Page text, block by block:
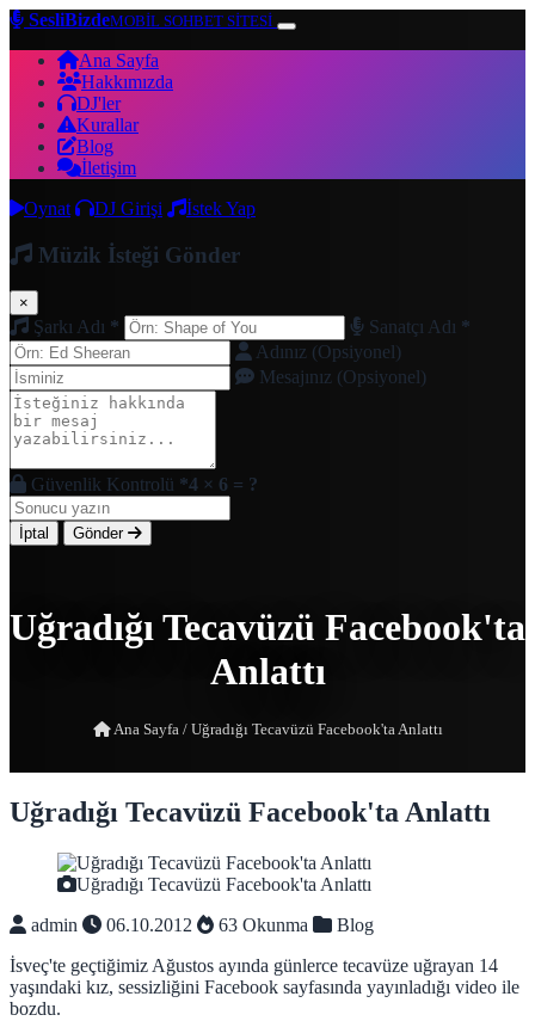
SesliBizdeMOBİL SOHBET SİTESİ
Ana Sayfa
Hakkımızda
DJ'ler
Kurallar
Blog
İletişim
Oynat
DJ Girişi İstek Yap
Müzik İsteği Gönder
×
Şarkı Adı * Sanatçı Adı *
Adınız (Opsiyonel)
Mesajınız (Opsiyonel)
Güvenlik Kontrolü *4 × 6 = ?
İptal Gönder
Uğradığı Tecavüzü Facebook'ta
Anlattı
Ana Sayfa /Uğradığı Tecavüzü Facebook'ta Anlattı
Uğradığı Tecavüzü Facebook'ta Anlattı
Uğradığı Tecavüzü Facebook'ta Anlattı
admin
06.10.2012 63 Okunma
Blog
İsveç'te geçtiğimiz Ağustos ayında günlerce tecavüze uğrayan 14
yaşındaki kız, sessizliğini Facebook sayfasında yayınladığı video ile
bozdu.